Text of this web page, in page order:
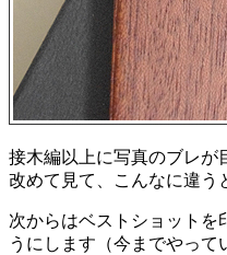
接木編以上に写真のブレが
改めて見て、こんなに違う
次からはベストショットを
うにします（今までやっ